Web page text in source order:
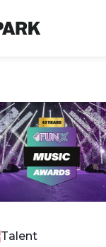
Talent